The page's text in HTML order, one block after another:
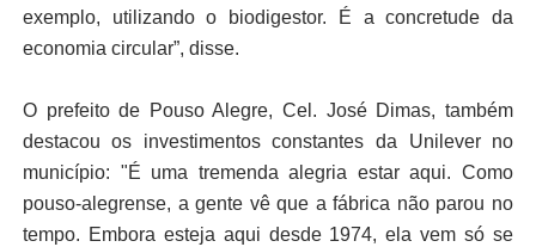
exemplo, utilizando o biodigestor. É a concretude da
economia circular”, disse.
O prefeito de Pouso Alegre, Cel. José Dimas, também
destacou os investimentos constantes da Unilever no
município: "É uma tremenda alegria estar aqui. Como
pouso-alegrense, a gente vê que a fábrica não parou no
tempo. Embora esteja aqui desde 1974, ela vem só se